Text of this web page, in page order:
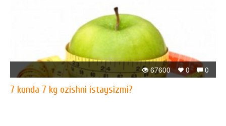
0
0
67600
7 kunda 7 kg ozishni istaysizmi?